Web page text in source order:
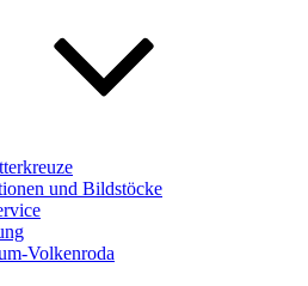
und Bildstöcke
Volkenroda